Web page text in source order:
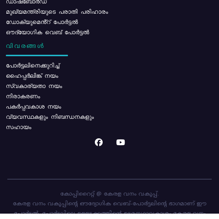
മുഖ്യമന്ത്രിയുടെ പരാതി പരിഹാരം
ഡോക്യുമെൻ്റ് പോർട്ടൽ
ഔദ്യോഗിക വെബ് പോർട്ടൽ
വിവരങ്ങൾ
പോര്‍ട്ടലിനെക്കുറിച്ച്
ഹൈപ്പർലിങ്ക് നയം
സ്വകാര്യതാ നയം
നിരാകരണം
പകർപ്പവകാശ നയം
വ്യവസ്ഥകളും നിബന്ധനകളും
സഹായം
കോപ്പിറൈറ്റ് @ കേരള വനം വകുപ്പ്.
കേരള വനം വകുപ്പിന്റെ ഔദ്യോഗിക വെബ്-പോർട്ടലിന്റെ ഭാഗമാണ് ഈ
പോർട്ടൽ. പോർട്ടലിലെ ഉള്ളടക്കത്തിന്റെ ഉടമസ്ഥാവകാശം കേരള വനം